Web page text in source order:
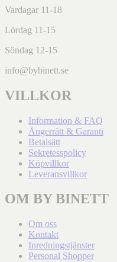
Vardagar 11-18
Lördag 11-15
Söndag 12-15
info@bybinett.se
VILLKOR
Information & FAQ
Ångerrätt & Garanti
Betalsätt
Sekretesspolicy
Köpvillkor
Leveransvillkor
OM BY BINETT
Om oss
Kontakt
Inredningstjänster
Personal Shopper